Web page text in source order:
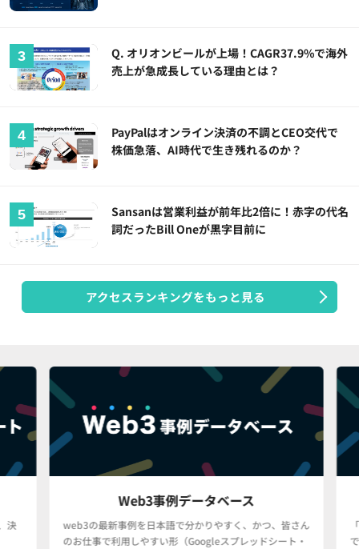
Q. オリオンビールが上場！CAGR37.9%で海外
売上が急成長している理由とは？
PayPalはオンライン決済の不調とCEO交代で
株価急落、AI時代で生き残れるのか？
Sansanは営業利益が前年比2倍に！赤字の代名
詞だったBill Oneが黒字目前に
アクセスランキングをもっと見る
Web3事例データベース
web3の最新事例を日本語で分かりやすく、かつ、皆さん
のお仕事で利用しやすい形（Googleスプレッドシート・